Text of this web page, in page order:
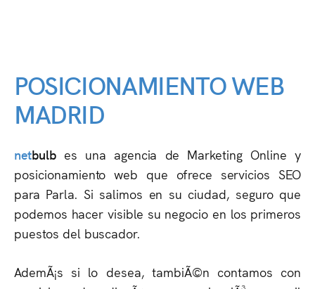
POSICIONAMIENTO WEB
MADRID
netbulbes una agencia de Marketing Online y
posicionamiento web que ofrece servicios SEO
para Parla. Si salimos en su ciudad, seguro que
podemos hacer visible su negocio en los primeros
puestos del buscador.
AdemÃ¡s si lo desea, tambiÃ©n contamos con